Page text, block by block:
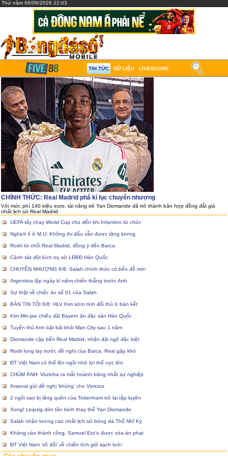
Thứ năm 06/08/2026 22:03
TIN TỨC DỮ LIỆU LIVESCORE
CHÍNH THỨC: Real Madrid phá kỉ lục chuyển nhượng
Với mức phí 140 triệu euro, tài năng trẻ Yan Diomande đã trở thành bản hợp đồng đắt giá
nhất lịch sử Real Madrid.
UEFA tẩy chay World Cup cho đến khi Infantino từ chức
Nghịch lí ở M.U: Không thi đấu vẫn được tăng lương
Rodri từ chối Real Madrid, đồng ý đến Barca
Cảnh sát đột kích trụ sở LĐBĐ Hàn Quốc
CHUYỂN NHƯỢNG 6/8: Salah chính thức có bến đỗ mới
Argentina lập ngày kỉ niệm chiến thắng trước Anh
Sự thật về chiếc áo số 61 của Salah
BẢN TIN TỐI 6/8: HLV Kim sớm tính đối thủ ở bán kết
Kim Min-jae chiêu đãi Bayern ăn đặc sản Hàn Quốc
Tuyển thủ Anh bật bãi khỏi Man City sau 1 năm
Diomande cập bến Real Madrid, nhận đãi ngộ đặc biệt
Rodri lung lay trước đề nghị của Barca, Real gặp khó
ĐT Việt Nam có thể lên ngôi nhờ lợi thế cực lớn
CHÙM ẢNH: Vozinha ra mắt hoành tráng nhất sự nghiệp
Arsenal gửi đề nghị ‘khủng’ cho Vinicius
2 ngôi sao bị lãng quên của Tottenham trở lại tập luyện
Xong! Leipzig đón tân binh thay thế Yan Diomande
Salah nhận lương cao nhất lịch sử bóng đá Thổ Nhĩ Kỳ
Kháng cáo thành công, Samuel Eto’o được xóa án phạt
ĐT Việt Nam ‘vô đối’ về chiến tích giữ sạch lưới